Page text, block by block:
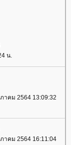
น.
าคม 2564 13:09:32
าคม 2564 16:11:04